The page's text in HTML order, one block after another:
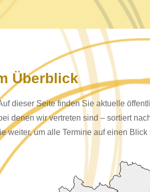
Überblick
dieser Seite finden Sie aktuelle
denen wir vertreten sind – sortiert
weiter, um alle Termine auf einen Blick